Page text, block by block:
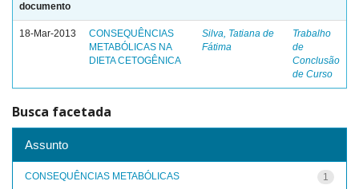
documento
18-Mar-2013
CONSEQUÊNCIAS
METABÓLICAS NA
DIETA CETOGÊNICA
Silva, Tatiana de
Fátima
Trabalho
de
Conclusão
de Curso
Busca facetada
Assunto
1
CONSEQUÊNCIAS METABÓLICAS